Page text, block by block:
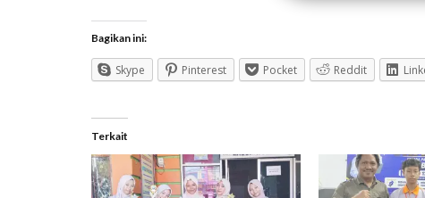
Bagikan ini:
Skype Pinterest Pocket Reddit
Terkait